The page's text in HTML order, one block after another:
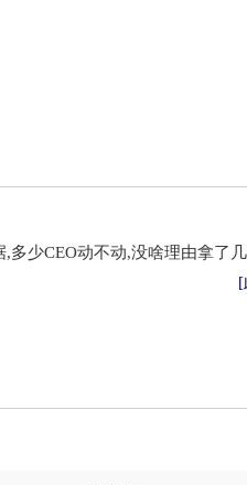
多少CEO动不动,没啥理由拿了
[